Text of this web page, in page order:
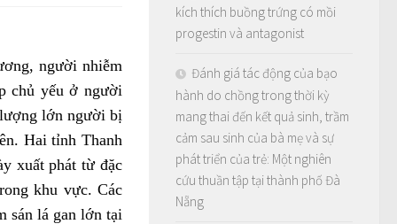
người nhiễm
chủ yếu ở người
lớn người bị
Hai tỉnh Thanh
xuất phát từ đặc
khu vực. Các
sán lá gan lớn tại
kích thích buồng trứng có mồi
progestin và antagonist
Đánh giá tác động của bạo
hành do chồng trong thời kỳ
mang thai đến kết quả sinh, trầm
cảm sau sinh của bà mẹ và sự
phát triển của trẻ: Một nghiên
cứu thuần tập tại thành phố Đà
Nẵng